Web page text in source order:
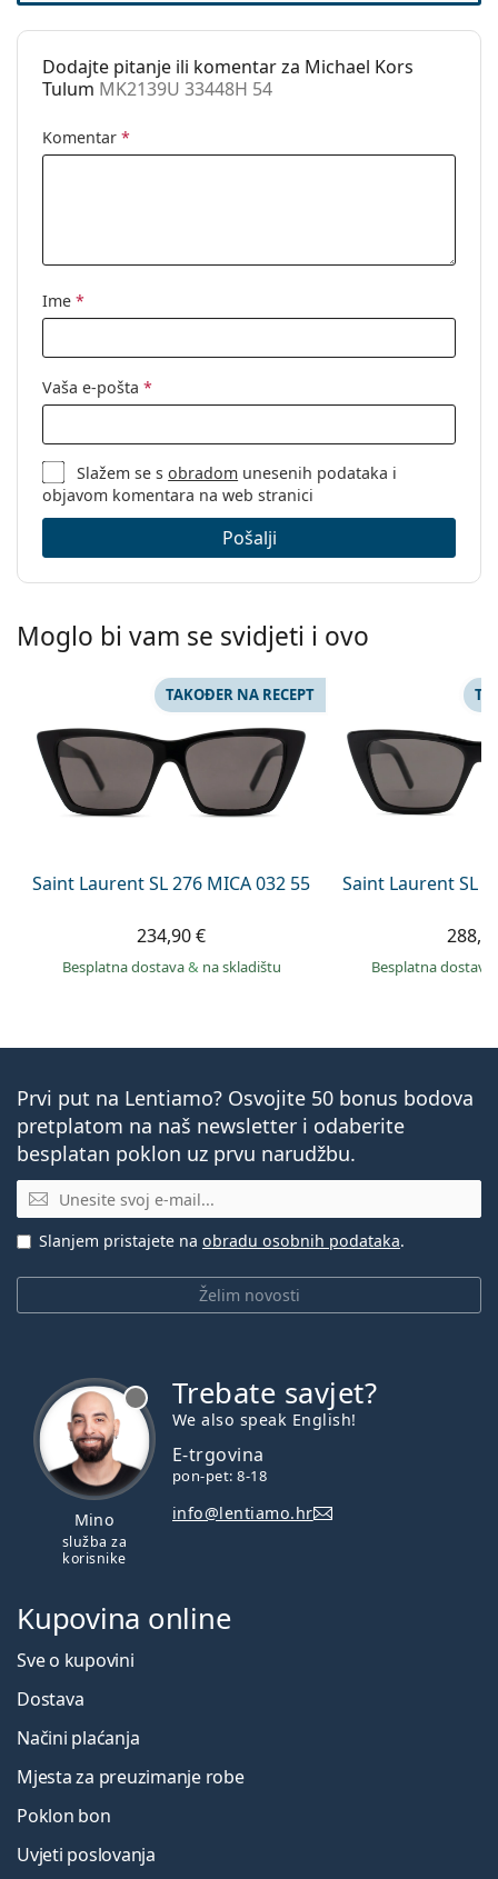
Dodajte pitanje ili komentar za Michael Kors
Tulum MK2139U 33448H 54
Komentar *
Ime *
Vaša e-pošta *
Slažem se sobradom unesenih podataka i
objavom komentara na web stranici
Pošalji
Moglo bi vam se svidjeti i ovo
Saint Laurent SL 276 MICA 032 55
TAKOĐER NA RECEPT
234,90 €
Besplatna dostava& na skladištu
Saint Laurent SL
Besplatna dostava
Prvi put na Lentiamo? Osvojite 50 bonus bodova
pretplatom na naš newsletter i odaberite
besplatan poklon uz prvu narudžbu.
E-mail
Želim novosti
Slanjem pristajete na obradu osobnih podataka.
Mino
služba za
korisnike
Trebate savjet?
We also speak English!
E-trgovina
pon-pet: 8-18
info@lentiamo.hr
Kupovina online
Sve o kupovini
Dostava
Načini plaćanja
Mjesta za preuzimanje robe
Poklon bon
Uvjeti poslovanja